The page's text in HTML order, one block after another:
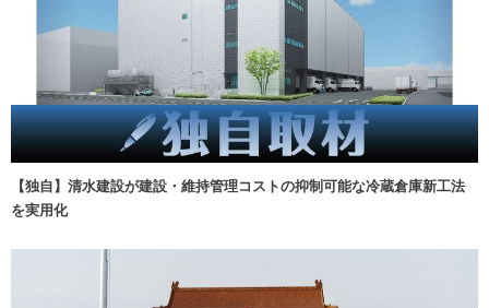
【独自】清水建設が建設・維持管理コストの抑制可能な冷蔵倉庫新工法
を実用化